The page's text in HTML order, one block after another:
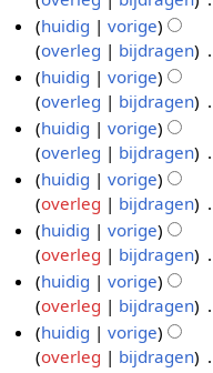
k
i
n
g
s
s
a
m
e
n
v
a
t
t
i
2
e
r
k
i
n
g
s
s
a
m
e
n
v
a
t
0
0
u
2
1
e
n
b
e
w
e
r
k
i
n
g
s
s
a
m
5
u
2
1
G
e
e
n
b
e
w
e
r
k
i
n
g
s
s
huidig vorige
overleg
bijdragen
G
e
e
n
b
e
w
e
r
k
i
n
g
huidig vorige
overleg
bijdragen
G
e
e
n
b
e
w
e
r
k
huidig vorige
overleg
bijdragen
G
e
e
n
b
e
w
e
n
0
huidig vorige
overleg
bijdragen
G
e
e
n
b
e
huidig vorige
overleg
bijdragen
G
e
e
n
huidig vorige
overleg
bijdragen
G
e
huidig vorige
overleg
bijdragen